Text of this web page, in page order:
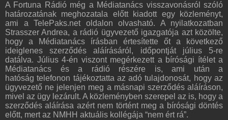
A Fortuna Rádió még a Médiatanács visszavonásról szóló
határozatának meghozatala előtt kiadott egy közleményt,
ami a TelePaks.net oldalon olvasható. A nyilatkozatban
Strasszer Andrea, a rádió ügyvezető igazgatója azt közölte,
hogy a Médiatanács írásban értesítette őt a következő
ideiglenes szerződés aláírásáról, időpontját július 5-re
datálva. Július 4-én viszont megérkezett a bírósági ítélet a
Médiatanács és a rádió részére is, ami után a
hatóság telefonon tájékoztatta az adó tulajdonosát, hogy az
ügyvezető ne jelenjen meg a másnapi szerződés aláíráson,
mivel az ügy lezárult. A közleményben szerepel az is, hogy a
szerződés aláírása azért nem történt meg a bírósági döntés
előtt, mert az NMHH aktuális kollégája “nem ért rá”.